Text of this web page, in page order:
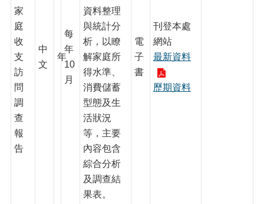
家
庭
收
支
訪
問
調
查
報
告
中
文
年
每
年
10
月
資料整理
與統計分
析，以瞭
解家庭所
得水準、
消費儲蓄
型態及生
活狀況
等，主要
內容包含
綜合分析
及調查結
果表。
電
子
書
刊登本處
網站
最新資料
歷期資料